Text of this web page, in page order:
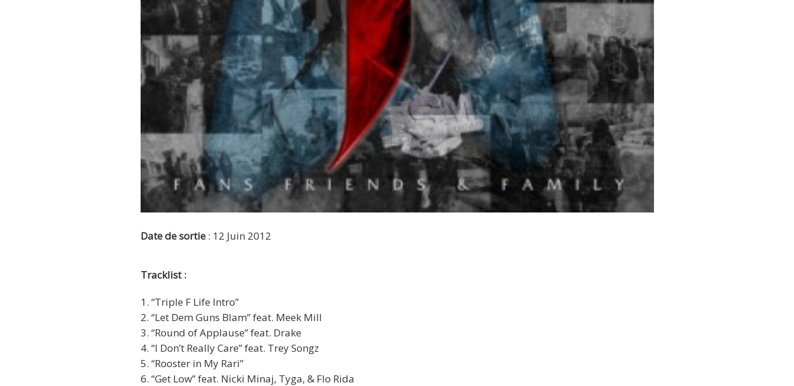
Date de sortie : 12 Juin 2012
Tracklist :
1. “Triple F Life Intro”
2. “Let Dem Guns Blam” feat. Meek Mill
3. “Round of Applause” feat. Drake
4. “I Don’t Really Care” feat. Trey Songz
5. “Rooster in My Rari”
6. “Get Low” feat. Nicki Minaj, Tyga, & Flo Rida